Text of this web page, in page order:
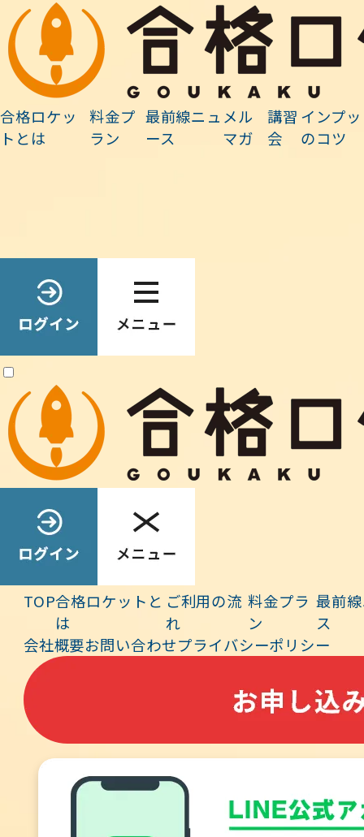
合格ロケッ
トとは
料金プ
ラン
最前線ニュ
ース
メル
マガ
講習
会
インプ
のコツ
TOP合格ロケットと
は
ご利用の流
れ
料金プラ
ン
最前
ス
会社概要お問い合わせプライバシーポリシー
最前線ニュース
ホーム»未分類 »3月イベント参加者専用ページ
2026.02.28
3月イベント参加者専用ページ
このコンテンツはパスワードで保護されています。閲覧するには以下
一つ前のページへ戻る
New Posts
2026.08.08 勉強法・活用法
ユーザーアンケートで頂いた声_その８